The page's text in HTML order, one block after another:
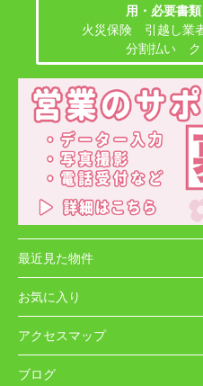
用・必要書
火災保険 引越し業
分割払い ク
最近見た物件
お気に入り
アクセスマップ
ブログ